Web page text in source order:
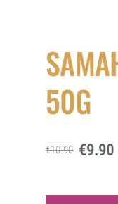
50G
€10.90 €9.90